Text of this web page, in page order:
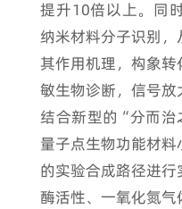
提升10倍以上。同
纳米材料分子识别
其作用机理，构象
敏生物诊断，信号放
结合新型的“分而
量子点生物功能材
的实验合成路径进
酶活性、一氧化氮